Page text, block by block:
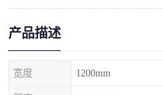
产品描述
宽度 1200mm